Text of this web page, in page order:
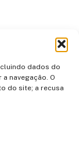
dados do
navegação. O
do site; a recusa